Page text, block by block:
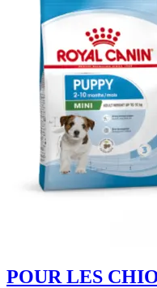
POUR LES